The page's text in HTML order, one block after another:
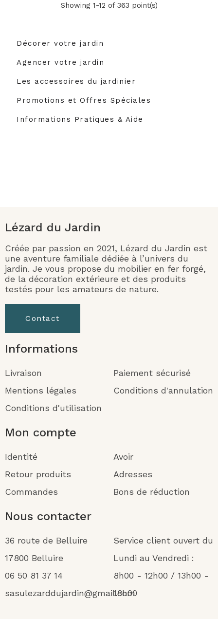
Décorer votre jardin
Agencer votre jardin
Les accessoires du jardinier
Promotions et Offres Spéciales
Informations Pratiques & Aide
Showing 1-12 of 363 point(s)
Lézard du Jardin
Créée par passion en 2021, Lézard du Jardin est
une aventure familiale dédiée à l’univers du
jardin. Je vous propose du mobilier en fer forgé,
de la décoration extérieure et des produits
testés pour les amateurs de nature.
Contact
Informations
Livraison
Mentions légales
Conditions d'utilisation
Paiement sécurisé
Conditions d'annulation
Mon compte
Identité
Retour produits
Commandes
Avoir
Adresses
Bons de réduction
Nous contacter
36 route de Belluire
17800 Belluire
06 50 81 37 14
sasulezarddujardin@gmail.com
Service client ouvert du
Lundi au Vendredi :
8h00 - 12h00 / 13h00 -
18h00